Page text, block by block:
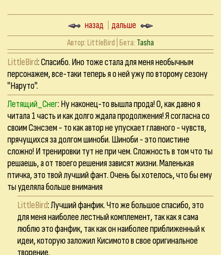
назад дальше
Автор: LittleBird | Бета: Tasha
LittleBird: Спасибо. Ино тоже стала для меня необычным
персонажем, все-таки теперь я о ней ужу по второму сезону
"Наруто".
Летящий_Снег: Ну наконец-то вышла прода! О, как давно я
читала 1 часть и как долго ждала продолжения! Я согласна со
своим Сэнсэем - то как автор не упускает главного - чувств,
прячущихся за долгом шиноби. Шиноби - это поистине
сложно! И тренировки тут не при чем. Сложность в том что ты
решаешь, а от твоего решения зависят жизни. Маленькая
птичка, это твой лучший фант. Очень бы хотелось, что бы ему
ты уделяла больше внимания
LittleBird: Лучший фанфик. Что же большое спасибо, это
для меня наиболее лестный комплемент, так как я сама
люблю это фанфик, так как он наиболее приближенный к
идеи, которую заложил Кисимото в свое оригинальное
творение.